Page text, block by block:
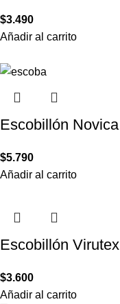
$3.490
Añadir al carrito
Escobillón Novica
$5.790
Añadir al carrito
Escobillón Virutex
$3.600
Añadir al carrito